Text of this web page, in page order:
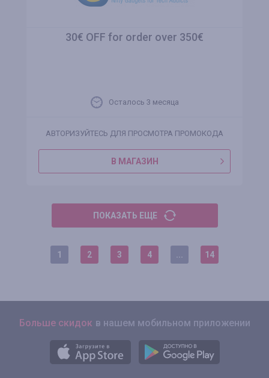
30€ OFF for order over 350€
Осталось 3 месяца
АВТОРИЗУЙТЕСЬ ДЛЯ ПРОСМОТРА ПРОМОКОДА
В МАГАЗИН
ПОКАЗАТЬ ЕЩЕ
1 2 3 4 14
Больше скидок в нашем мобильном приложении